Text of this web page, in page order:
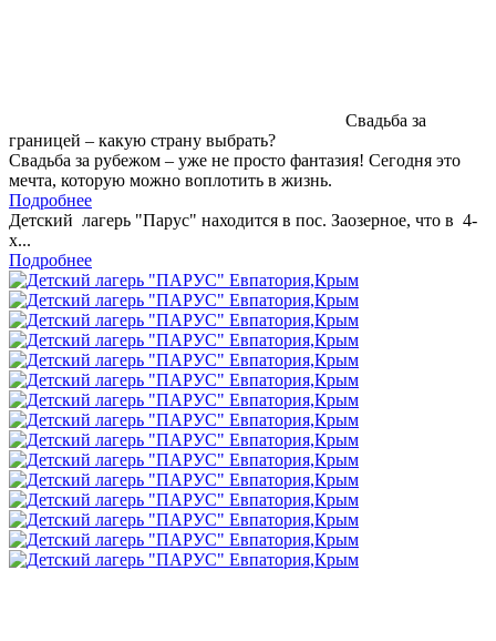
Свадьба за
границей – какую страну выбрать?
Свадьба за рубежом – уже не просто фантазия! Сегодня это
мечта, которую можно воплотить в жизнь.
Подробнее
Детский лагерь "Парус" находится в пос. Заозерное, что в 4-
х...
Подробнее